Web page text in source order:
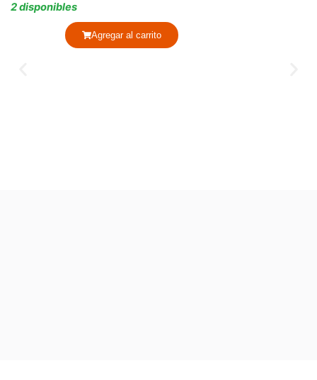
2 disponibles
Agregar al carrito